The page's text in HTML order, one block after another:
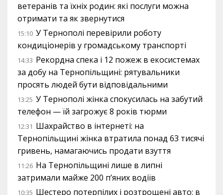
ветеранів та їхніх родин: які послуги можна
отримати та як звернутися
15:10 У Тернополі перевірили роботу
кондиціонерів у громадському транспорті
14:33 Рекордна спека і 12 пожеж в екосистемах
за добу на Тернопільщині: рятувальники
просять людей бути відповідальними
13:25 У Тернополі жінка спокусилась на забутий
телефон — їй загрожує 8 років тюрми
12:31 Шахрайство в інтернеті: на
Тернопільщині жінка втратила понад 63 тисячі
гривень, намагаючись продати взуття
11:26 На Тернопільщині лише в липні
затримали майже 200 п’яних водіїв
10:35 Шестеро потерпілих і розтрощені авто: в